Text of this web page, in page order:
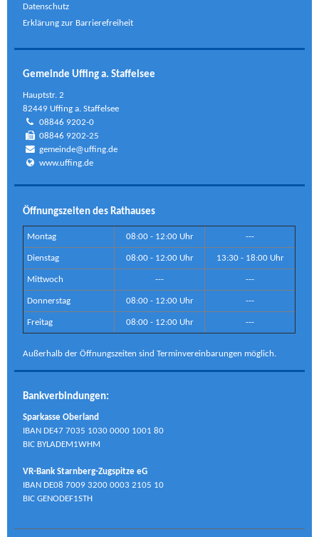
Datenschutz
Erklärung zur Barrierefreiheit
Gemeinde Uffing a. Staffelsee
Hauptstr. 2
82449 Uffing a. Staffelsee
08846 9202-0
08846 9202-25
gemeinde@uffing.de
www.uffing.de
Öffnungszeiten des Rathauses
Montag 08:00 - 12:00 Uhr ---
Dienstag 08:00 - 12:00 Uhr 13:30 - 18:00 Uhr
Mittwoch --- ---
Donnerstag 08:00 - 12:00 Uhr ---
Freitag 08:00 - 12:00 Uhr ---
Außerhalb der Öffnungszeiten sind Terminvereinbarungen möglich.
Bankverbindungen:
Sparkasse Oberland
IBAN DE47 7035 1030 0000 1001 80
BIC BYLADEM1WHM
VR-Bank Starnberg-Zugspitze eG
IBAN DE08 7009 3200 0003 2105 10
BIC GENODEF1STH